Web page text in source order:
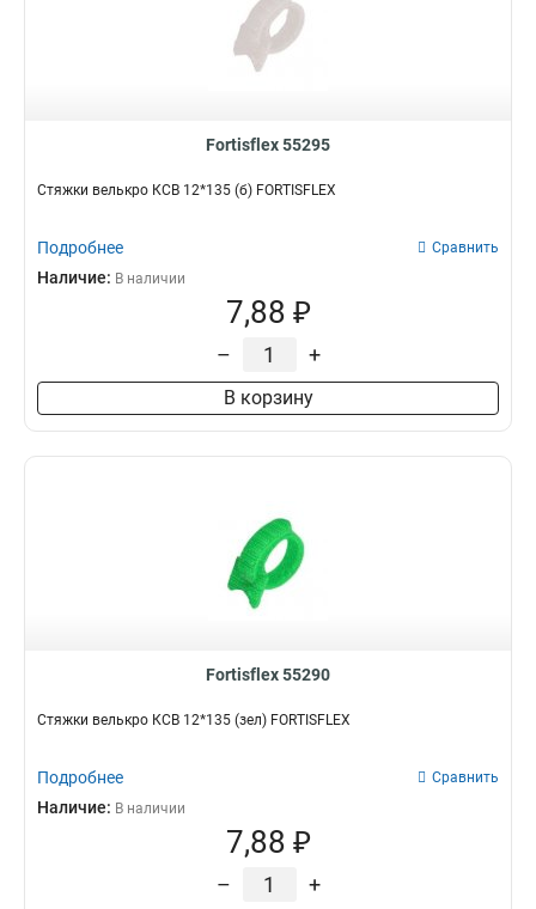
Fortisflex 55295
Стяжки велькро КСВ 12*135 (б) FORTISFLEX
Подробнее Сравнить
Наличие: В наличии
7,88 ₽
– +
В корзину
Fortisflex 55290
Стяжки велькро КСВ 12*135 (зел) FORTISFLEX
Подробнее Сравнить
Наличие: В наличии
7,88 ₽
– +